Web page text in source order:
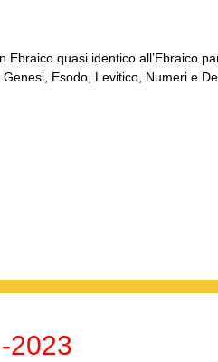
quasi identico all’Ebraico
Esodo, Levitico, Numeri e
2023